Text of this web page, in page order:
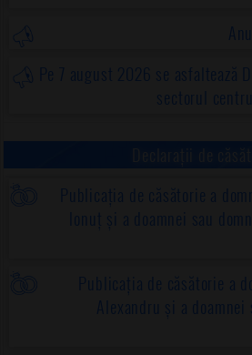
Pe 7 august 2026 se asfaltează
sectorul
Publicația de căsătorie a
Ionuț și a doamnei sau
Publicația de căsătorie a
Alexandru și a doamnei